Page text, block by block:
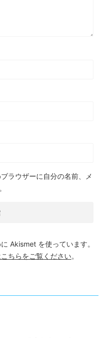
ラウザーに自分の名前、メ
Akismet を使っています。
ちらをご覧ください。